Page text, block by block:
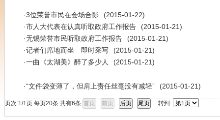
·3位荣誉市民在会场合影
(2015-01-22)
·市人大代表在认真听取政府工作报告
(2015-01-21)
·无锡荣誉市民听取政府工作报告
(2015-01-21)
·记者们席地而坐 即时采写
(2015-01-21)
·一曲《太湖美》醉了多少人 (2015-01-21)
·“文件袋变薄了，但肩上责任丝毫没有减轻” (2015-01-21)
页次:1/1页 每页20条 共有6条 转到: